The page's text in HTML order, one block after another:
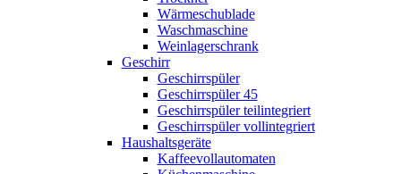
Wärmeschublade
Waschmaschine
Weinlagerschrank
Geschirr
Geschirrspüler
Geschirrspüler 45
Geschirrspüler teilintegriert
Geschirrspüler vollintegriert
Haushaltsgeräte
Kaffeevollautomaten